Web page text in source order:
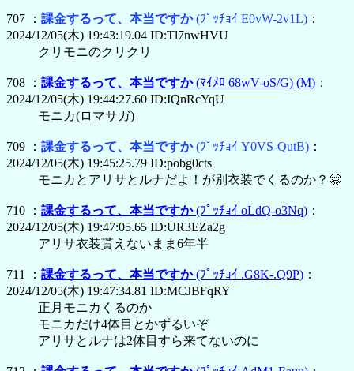
707 ： 課金するって、本当ですか(ﾌﾟｯﾁｮｲ E0vW-2v1L) ：
2024/12/05(木) 19:43:19.04 ID:Tl7nwHVU
クリモニのクリクリ
708 ： 課金するって、本当ですか(ﾏｲﾒﾛ 68wV-oS/G) (M) ：
2024/12/05(木) 19:44:27.60 ID:IQnRcYqU
モニカ(ロマサガ)
709 ： 課金するって、本当ですか(ﾌﾟｯﾁｮｲ Y0VS-QutB) ：
2024/12/05(木) 19:45:25.79 ID:pobg0cts
モニカとアリサとルナだよ！が別衣装でくるのか？🤗
710 ： 課金するって、本当ですか(ﾌﾟｯﾁｮｲ oLdQ-o3Nq) ：
2024/12/05(木) 19:47:05.65 ID:UR3EZa2g
アリサ衣装貰えないまま6年半
711 ： 課金するって、本当ですか(ﾌﾟｯﾁｮｲ .G8K-.Q9P) ：
2024/12/05(木) 19:47:34.81 ID:MCJBFqRY
正月モニカくるのか
モニカだけ4体目とかずるいぞ
アリサとルナは2体目すら来てないのに